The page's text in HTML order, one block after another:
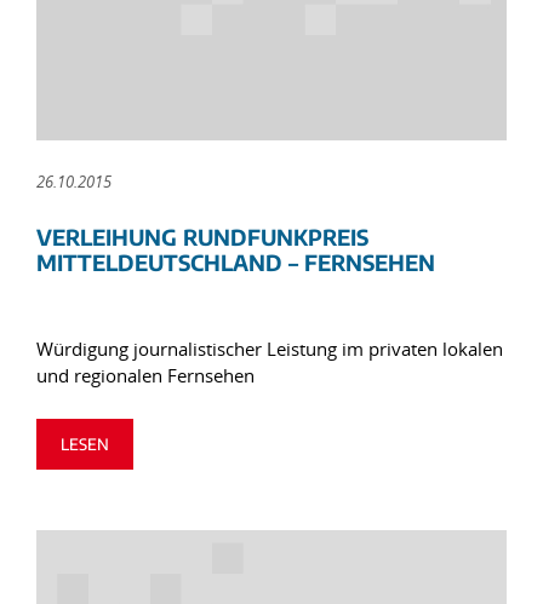
26.10.2015
VERLEIHUNG RUNDFUNKPREIS
MITTELDEUTSCHLAND – FERNSEHEN
Würdigung journalistischer Leistung im privaten lokalen
und regionalen Fernsehen
LESEN